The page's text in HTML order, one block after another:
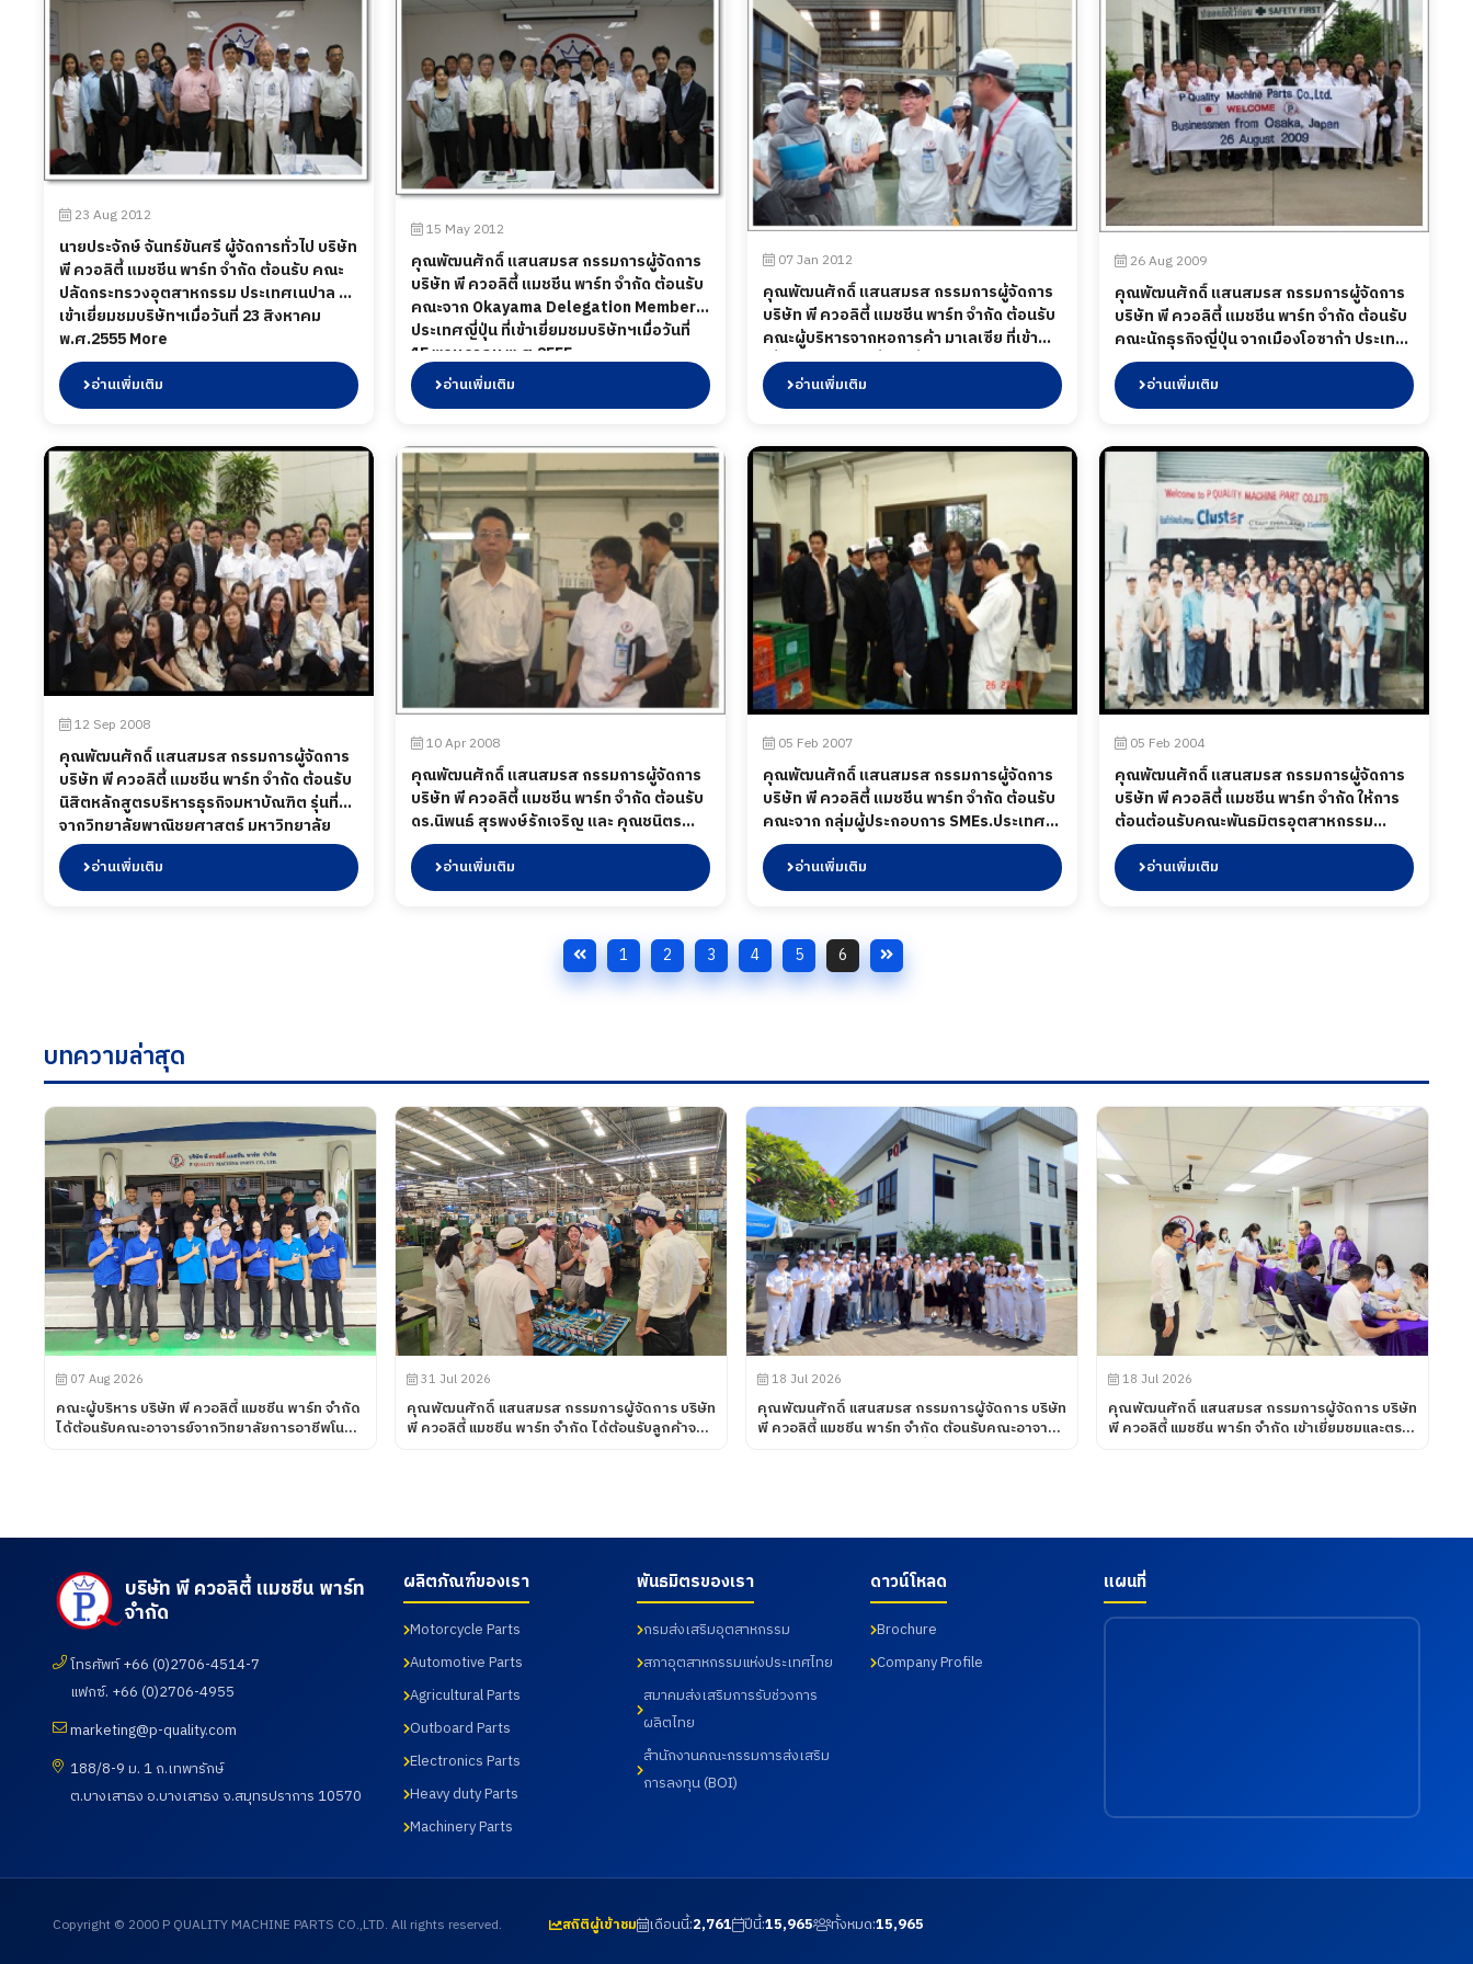
23 Aug 2012
นายประจักษ์ จันทร์ขันศรี ผู้จัดการทั่วไป บริษัท
พี ควอลิตี้ แมชชีน พาร์ท จำกัด ต้อนรับ คณะ
ปลัดกระทรวงอุตสาหกรรม ประเทศเนปาล ที่
เข้าเยี่ยมชมบริษัทฯเมื่อวันที่ 23 สิงหาคม
พ.ศ.2555 More
อ่านเพิ่มเติม
15 May 2012
คุณพัฒนศักดิ์ แสนสมรส กรรมการผู้จัดการ
บริษัท พี ควอลิตี้ แมชชีน พาร์ท จำกัด ต้อนรับ
คณะจาก Okayama Delegation Member
ประเทศญี่ปุ่น ที่เข้าเยี่ยมชมบริษัทฯเมื่อวันที่
15 พฤษภาคม พ.ศ.2555
อ่านเพิ่มเติม
07 Jan 2012
คุณพัฒนศักดิ์ แสนสมรส กรรมการผู้จัดการ
บริษัท พี ควอลิตี้ แมชชีน พาร์ท จำกัด ต้อนรับ
คณะผู้บริหารจากหอการค้า มาเลเซีย ที่เข้า
เยี่ยมชมบริษัทฯเมื่อวันที่ 7 มกราคม
พ.ศ.2555อ่านเพิ่มเติม
26 Aug 2009
คุณพัฒนศักดิ์ แสนสมรส กรรมการผู้จัดการ
บริษัท พี ควอลิตี้ แมชชีน พาร์ท จำกัด ต้อนรับ
คณะนักธุรกิจญี่ปุ่น จากเมืองโอซาก้า ประเทศ
ญี่ปุ่น เมื่อวันที่ 26 สิงหาคม พ.ศ.2552
อ่านเพิ่มเติม
12 Sep 2008
คุณพัฒนศักดิ์ แสนสมรส กรรมการผู้จัดการ
บริษัท พี ควอลิตี้ แมชชีน พาร์ท จำกัด ต้อนรับ
นิสิตหลักสูตรบริหารธุรกิจมหาบัณฑิต รุ่นที่22
จากวิทยาลัยพาณิชยศาสตร์ มหาวิทยาลัย
บูรพ เมื่อปี 12 กันยายน พ.ศ.2551
อ่านเพิ่มเติม
10 Apr 2008
คุณพัฒนศักดิ์ แสนสมรส กรรมการผู้จัดการ
บริษัท พี ควอลิตี้ แมชชีน พาร์ท จำกัด ต้อนรับ
ดร.นิพนธ์ สุรพงษ์รักเจริญ และ คุณชนิตร
ชาญชัยณรงค์ คณะผู้บริหารจาก
ตลาดหลักทรัพย์ MAI ที่เข้าเยี่ยมชมบริษัทฯ
เมื่อวันที่ 10 เมษายน พ.ศ.2551
อ่านเพิ่มเติม
05 Feb 2007
คุณพัฒนศักดิ์ แสนสมรส กรรมการผู้จัดการ
บริษัท พี ควอลิตี้ แมชชีน พาร์ท จำกัด ต้อนรับ
คณะจาก กลุ่มผู้ประกอบการ SMEs.ประเทศ
ญี่ปุ่นเมื่อปี พ.ศ. 2550 คุณพัฒนศักดิ์ แสน
สมรส กรรมการผู้จัดการ บริษัทพี ควอลิตี้
แมชชีน พาร์ท จำกัด ต้อนรับคณะคณาจารย์
ยศาสตร์ มหาวิทยาลัยบูรพาเมื่อปี พ.ศ. 2550
อ่านเพิ่มเติม
05 Feb 2004
คุณพัฒนศักดิ์ แสนสมรส กรรมการผู้จัดการ
บริษัท พี ควอลิตี้ แมชชีน พาร์ท จำกัด ให้การ
ต้อนต้อนรับคณะพันธมิตรอุตสาหกรรม
CTAP THAILAND เมื่อปี พ.ศ. 2547
อ่านเพิ่มเติม
1 2 3 4 5 6
บทความล่าสุด
07 Aug 2026
คณะผู้บริหาร บริษัท พี ควอลิตี้ แมชชีน พาร์ท จำกัด
ได้ต้อนรับคณะอาจารย์จากวิทยาลัยการอาชีพโนน
31 Jul 2026
คุณพัฒนศักดิ์ แสนสมรส กรรมการผู้จัดการ บริษัท
พี ควอลิตี้ แมชชีน พาร์ท จำกัด ได้ต้อนรับลูกค้าจาก
18 Jul 2026
คุณพัฒนศักดิ์ แสนสมรส กรรมการผู้จัดการ บริษัท
พี ควอลิตี้ แมชชีน พาร์ท จำกัด ต้อนรับคณะอาจารย์
จังหวัดฉะเชิงเทรา เมื่อวันที่ 18 กรกฎาคม 2569
18 Jul 2026
คุณพัฒนศักดิ์ แสนสมรส กรรมการผู้จัดการ บริษัท
พี ควอลิตี้ แมชชีน พาร์ท จำกัด เข้าเยี่ยมชมและตรวจ
ด้านสุขภาพจากการทำงาน เมื่อวันที่ 18 กรกฎาคม
บริษัท พี ควอลิตี้ แมชชีน พาร์ท
จำกัด
โทรศัพท์ +66 (0)2706-4514-7
แฟกซ์. +66 (0)2706-4955
marketing@p-quality.com
188/8-9 ม. 1 ถ.เทพารักษ์
ต.บางเสาธง อ.บางเสาธง จ.สมุทรปราการ 10570
ผลิตภัณฑ์ของเรา
Motorcycle Parts
Automotive Parts
Agricultural Parts
Outboard Parts
Electronics Parts
Heavy duty Parts
Machinery Parts
พันธมิตรของเรา
กรมส่งเสริมอุตสาหกรรม
สภาอุตสาหกรรมแห่งประเทศไทย
สมาคมส่งเสริมการรับช่วงการ
ผลิตไทย
สำนักงานคณะกรรมการส่งเสริม
การลงทุน (BOI)
ดาวน์โหลด
Brochure
Company Profile
แผนที่
Copyright © 2000 P QUALITY MACHINE PARTS CO.,LTD. All rights reserved. สถิติผู้เข้าชม เดือนนี้:2,761 ปีนี้:15,965 ทั้งหมด:15,965